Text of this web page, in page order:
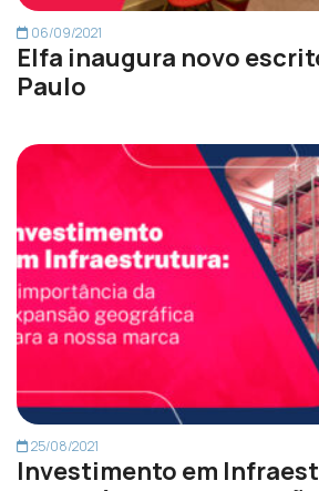
06/09/2021
Elfa inaugura novo
Paulo
25/08/2021
Investimento em